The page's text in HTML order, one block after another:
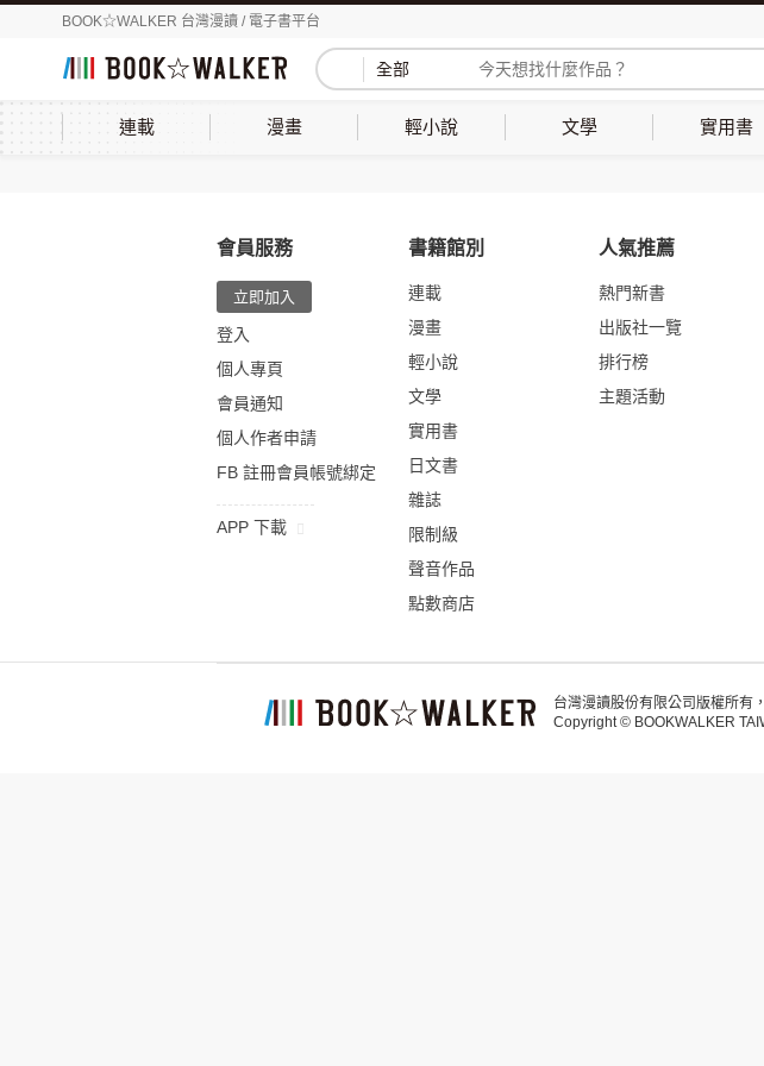
BOOK☆WALKER 台灣漫讀 / 電子書平台
全部
連載 漫畫 輕小說 文學 實用書
會員服務
立即加入
登入
個人專頁
會員通知
個人作者申請
FB 註冊會員帳號綁定
APP 下載
書籍館別
連載
漫畫
輕小說
文學
實用書
日文書
雜誌
限制級
聲音作品
點數商店
人氣推薦
熱門新書
出版社一覽
排行榜
主題活動
台灣漫讀股份有限公司版權所有
Copyright © BOOKWALKER